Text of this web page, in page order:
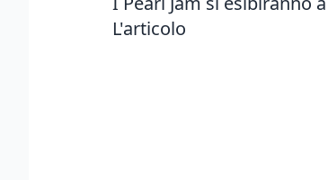
L'articolo